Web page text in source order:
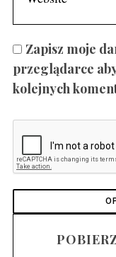
Zapisz moje
przeglądarce
kolejnych